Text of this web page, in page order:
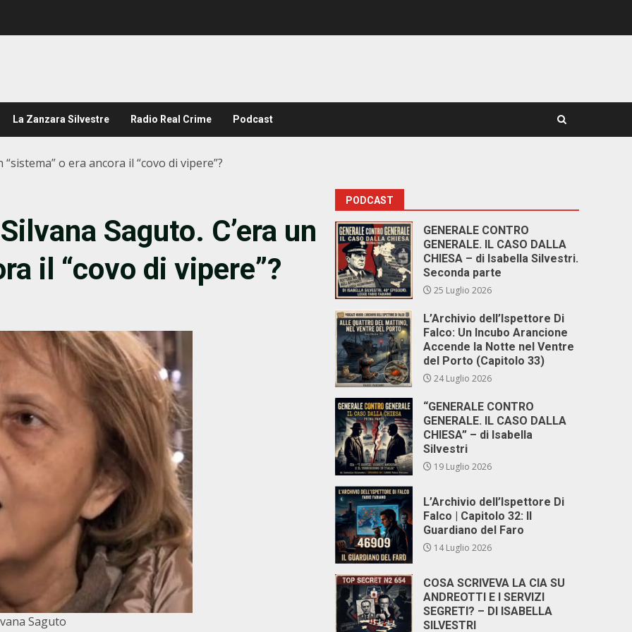
La Zanzara Silvestre Radio Real Crime Podcast
o era ancora il “covo di vipere”?
Saguto. C’era un
il “covo di vipere”?
Saguto
PODCAST
GENERALE CONTRO
GENERALE. IL CASO DALLA
CHIESA – di Isabella Silvestri.
Seconda parte
25 Luglio 2026
L’Archivio dell’Ispettore Di
Falco: Un Incubo Arancione
Accende la Notte nel Ventre
del Porto (Capitolo 33)
24 Luglio 2026
“GENERALE CONTRO
GENERALE. IL CASO DALLA
CHIESA” – di Isabella
Silvestri
19 Luglio 2026
L’Archivio dell’Ispettore Di
Falco | Capitolo 32: Il
Guardiano del Faro
14 Luglio 2026
COSA SCRIVEVA LA CIA SU
ANDREOTTI E I SERVIZI
SEGRETI? – DI ISABELLA
SILVESTRI